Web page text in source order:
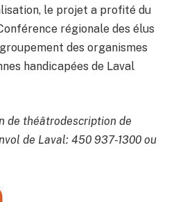
le projet a profité du
régionale des élus
des organismes
handicapées de Laval
de théâtrodescription de
de Laval: 450 937-1300 ou